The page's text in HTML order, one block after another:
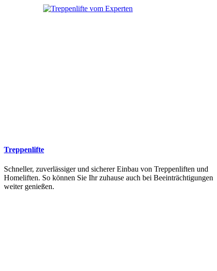
Treppenlifte
Schneller, zuverlässiger und sicherer Einbau von Treppenliften und
Homeliften. So können Sie Ihr zuhause auch bei Beeinträchtigungen
weiter genießen.